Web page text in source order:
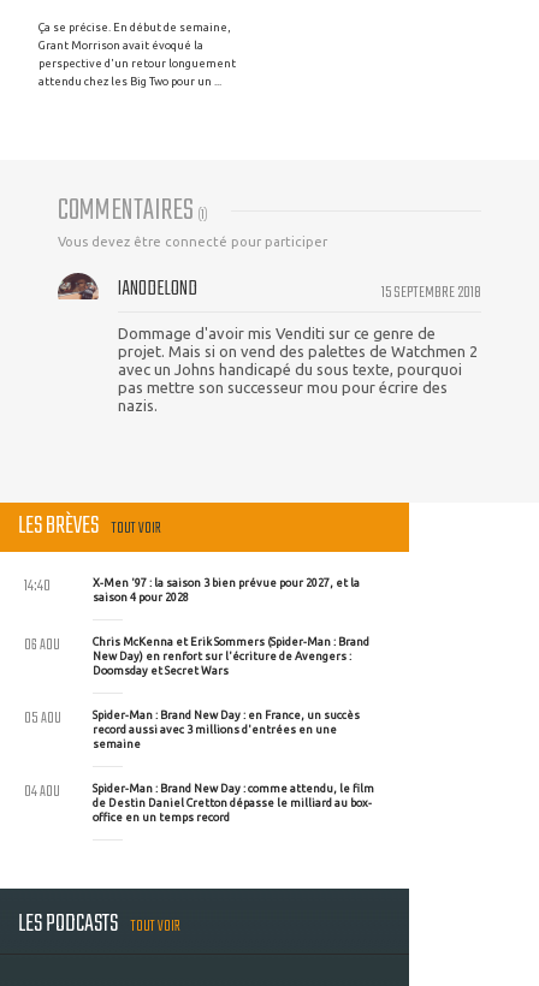
Ça se précise. En début de semaine,
Grant Morrison avait évoqué la
perspective d'un retour longuement
attendu chez les Big Two pour un ...
COMMENTAIRES (1)
Vous devez être connecté pour participer
15 SEPTEMBRE 2018
IAN0DELOND
Dommage d'avoir mis Venditi sur ce genre de
projet. Mais si on vend des palettes de Watchmen 2
avec un Johns handicapé du sous texte, pourquoi
pas mettre son successeur mou pour écrire des
nazis.
LES BRÈVES TOUT VOIR
X-Men '97 : la saison 3 bien prévue pour 2027, et la
saison 4 pour 2028
14:40
Chris McKenna et Erik Sommers (Spider-Man : Brand
New Day) en renfort sur l'écriture de Avengers :
Doomsday et Secret Wars
06 AOU
Spider-Man : Brand New Day : en France, un succès
record aussi avec 3 millions d'entrées en une
semaine
05 AOU
Spider-Man : Brand New Day : comme attendu, le film
de Destin Daniel Cretton dépasse le milliard au box-
office en un temps record
04 AOU
LES PODCASTS TOUT VOIR